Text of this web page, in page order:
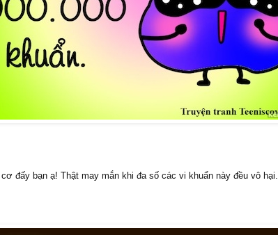
đấy bạn ạ! Thật may mắn khi đa số các vi khuẩn này đều vô hại.